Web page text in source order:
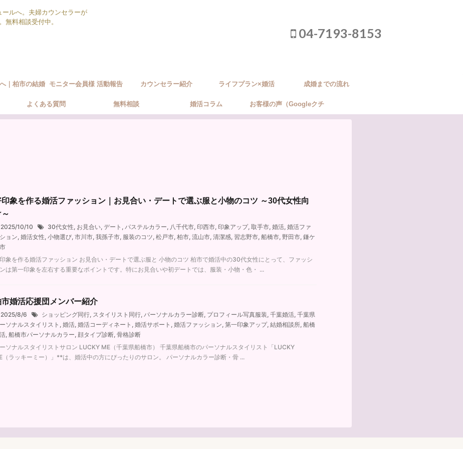
ルへ。夫婦カウンセラーが
料相談受付中。
04-7193-8153
｜柏市の結婚
サポート方針
モニター会員様 活動報告 カウンセラー紹介 ライフプラン×婚活 成婚までの流れ
よくある質問 無料相談 婚活コラム お客様の声（Googleクチ
印象を作る婚活ファッション｜お見合い・デートで選ぶ服と小物のコツ ～30代女性向
2025/10/10 30代女性, お見合い, デート , パステルカラー, 八千代市, 印西市, 印象アップ, 取手市, 婚活, 婚活ファ
ョン, 婚活女性, 小物選び, 市川市, 我孫子市, 服装のコツ, 松戸市, 柏市, 流山市, 清潔感, 習志野市, 船橋市, 野田市, 鎌ケ
象を作る婚活ファッション お見合い・デートで選ぶ服と 小物のコツ 柏市で婚活中の30代女性にとって、ファッシ
は第一印象を左右する重要なポイントです。特にお見合いや初デートでは、服装・小物・色・ ...
市婚活応援団メンバー紹介
2025/8/6 ショッピング同行, スタイリスト同行, パーソナルカラー診断, プロフィール写真服装, 千葉婚活, 千葉県
ソナルスタイリスト , 婚活, 婚活コーディネート , 婚活サポート , 婚活ファッション, 第一印象アップ, 結婚相談所, 船橋
, 船橋市パーソナルカラー, 顔タイプ診断, 骨格診断
ソナルスタイリストサロン LUCKY ME（千葉県船橋市） 千葉県船橋市のパーソナルスタイリスト「LUCKY
（ラッキーミー）」**は、婚活中の方にぴったりのサロン。 パーソナルカラー診断・骨 ...